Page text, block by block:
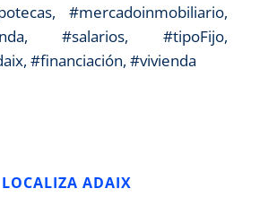
#mercadoinmobiliario,
#salarios, #tipoFijo,
#financiación, #vivienda
LOCALIZA ADAIX